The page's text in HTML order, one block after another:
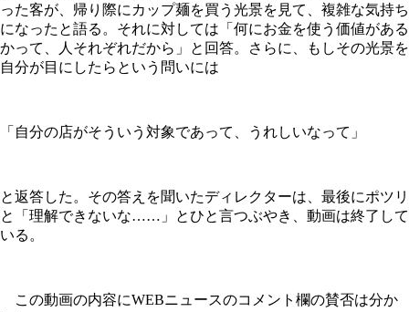
った客が、帰り際にカップ麺を買う光景を見て、複雑な気持ち
になったと語る。それに対しては「何にお金を使う価値がある
かって、人それぞれだから」と回答。さらに、もしその光景を
自分が目にしたらという問いには
「自分の店がそういう対象であって、うれしいなって」
と返答した。その答えを聞いたディレクターは、最後にポツリ
と「理解できないな……」とひと言つぶやき、動画は終了して
いる。
この動画の内容にWEBニュースのコメント欄の賛否は分か